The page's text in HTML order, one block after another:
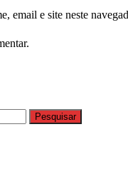
email e site neste